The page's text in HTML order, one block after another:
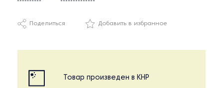
Поделиться Добавить в избранное
Товар произведен в КНР